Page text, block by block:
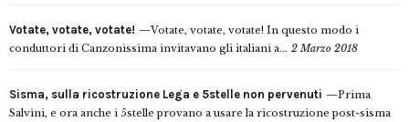
Votate, votate, votate!
Votate, votate, votate! In questo modo i
conduttori di Canzonissima invitavano gli italiani a... 2 Marzo 2018
Sisma, sulla ricostruzione Lega e 5stelle non pervenuti
Prima
Salvini, e ora anche i 5stelle provano a usare la ricostruzione post-sisma